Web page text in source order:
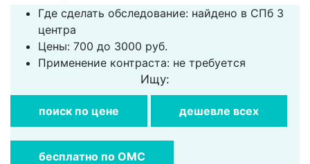
Где сделать обследование: найдено в СПб 3
центра
Цены: 700 до 3000 руб.
Применение контраста: не требуется
Ищу:
поиск по цене дешевле всех
бесплатно по ОМС